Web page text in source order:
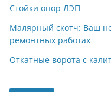
Стойки опор ЛЭП
Малярный скотч: Ваш
ремонтных работах
Откатные ворота с